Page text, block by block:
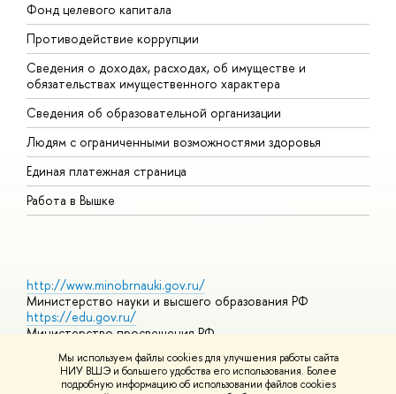
Мы используем файлы cookies для улучшения работы сайта
НИУ ВШЭ и большего удобства его использования. Более
подробную информацию об использовании файлов cookies
Фонд целевого капитала
Противодействие коррупции
Сведения о доходах, расходах, об имуществе и
обязательствах имущественного характера
Сведения об образовательной организации
Людям с ограниченными возможностями здоровья
Единая платежная страница
Работа в Вышке
http://www.minobrnauki.gov.ru/
Министерство науки и высшего образования РФ
https://edu.gov.ru/
Министерство просвещения РФ
https://elearning.hse.ru/mooc
Массовые открытые онлайн-курсы